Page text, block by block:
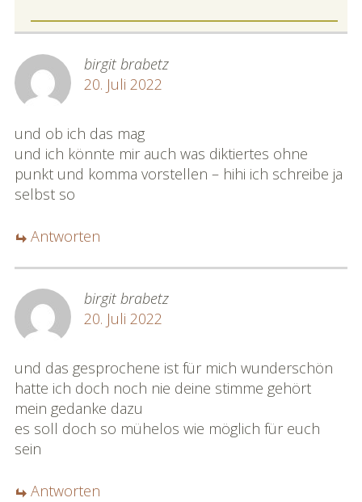
birgit brabetz
20. Juli 2022
und ob ich das mag
und ich könnte mir auch was diktiertes ohne
punkt und komma vorstellen – hihi ich schreibe ja
selbst so
Antworten
birgit brabetz
20. Juli 2022
und das gesprochene ist für mich wunderschön
hatte ich doch noch nie deine stimme gehört
mein gedanke dazu
es soll doch so mühelos wie möglich für euch
sein
Antworten